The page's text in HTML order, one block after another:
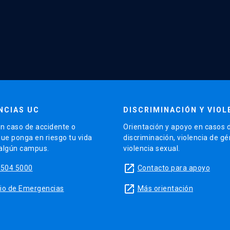
UC
caso de accidente o
ponga en riesgo tu vida
campus.
5000
de Emergencias
DISCRIMINACIÓN Y
Orientación y apoyo en casos
discriminación, violencia de
violencia sexual.
launch Contacto para apoyo
launch Más orientación